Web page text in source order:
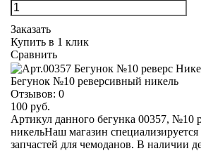
Заказать
Купить в 1 клик
Сравнить
Бегунок №10 реверсивный никель
Отзывов: 0
100 руб.
Артикул данного бегунка 00357, №10
никельНаш магазин
запчастей для чемоданов. В наличии